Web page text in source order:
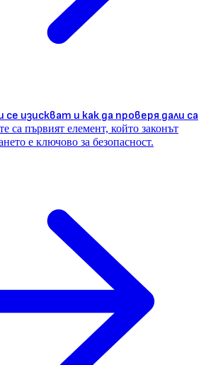
се изискват и как да проверя дали са
са първият елемент, който законът
е ключово за безопасност.